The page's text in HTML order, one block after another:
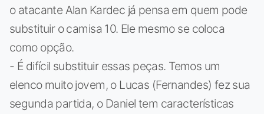
o atacante Alan Kardec já pensa em quem pode
substituir o camisa 10. Ele mesmo se coloca
como opção.
- É difícil substituir essas peças. Temos um
elenco muito jovem, o Lucas (Fernandes) fez sua
segunda partida, o Daniel tem características